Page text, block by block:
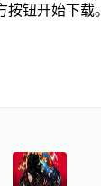
钮开始下载。